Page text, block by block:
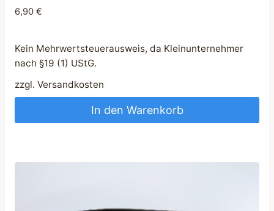
6,90 €
Kein Mehrwertsteuerausweis, da Kleinunternehmer
nach §19 (1) UStG.
zzgl. Versandkosten
In den Warenkorb